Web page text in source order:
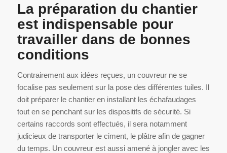
La préparation du chantier
est indispensable pour
travailler dans de bonnes
conditions
Contrairement aux idées reçues, un couvreur ne se
focalise pas seulement sur la pose des différentes tuiles. Il
doit préparer le chantier en installant les échafaudages
tout en se penchant sur les dispositifs de sécurité. Si
certains raccords sont effectués, il sera notamment
judicieux de transporter le ciment, le plâtre afin de gagner
du temps. Un couvreur est aussi amené à jongler avec les